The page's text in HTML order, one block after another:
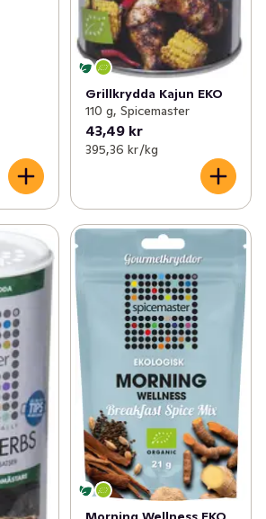
Grillkrydda Kajun EKO
110 g, Spicemaster
43,49 kr
395,36 kr /kg